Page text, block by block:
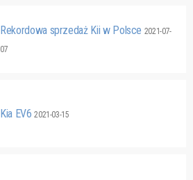
Rekordowa sprzedaż Kii w Polsce 2021-07-
07
Kia EV62021-03-15